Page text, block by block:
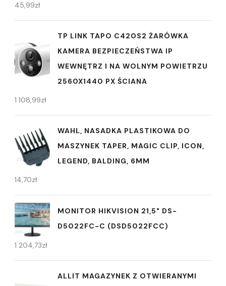
45,99zł
TP LINK TAPO C420S2 ŻARÓWKA
KAMERA BEZPIECZEŃSTWA IP
WEWNĘTRZ I NA WOLNYM POWIETRZU
2560X1440 PX ŚCIANA
1 108,99zł
WAHL, NASADKA PLASTIKOWA DO
MASZYNEK TAPER, MAGIC CLIP, ICON,
LEGEND, BALDING, 6MM
14,70zł
MONITOR HIKVISION 21,5" DS-
D5022FC-C (DSD5022FCC)
1 204,73zł
ALLIT MAGAZYNEK Z OTWIERANYMI